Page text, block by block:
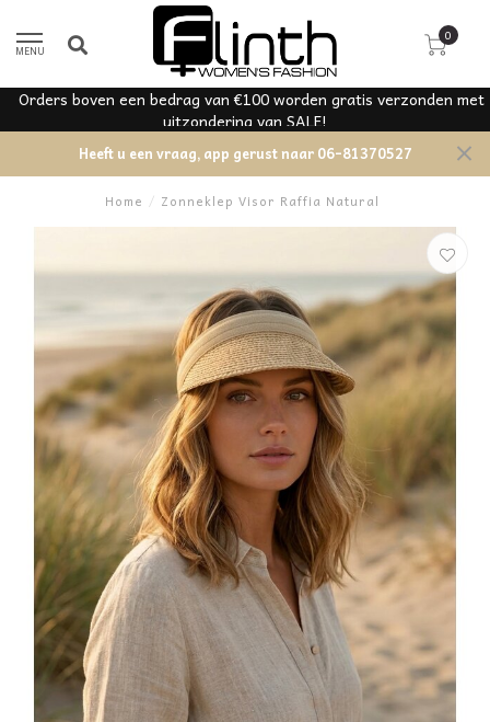
MENU
0
Orders boven een bedrag van €100 worden gratis verzonden met
uitzondering van SALE!
Heeft u een vraag, app gerust naar 06-81370527
Home / Zonneklep Visor Raffia Natural